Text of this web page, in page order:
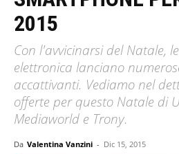
2015
Con l'avvicinarsi del Natale,
elettronica lanciano
accattivanti. Vediamo nel
offerte per questo Natale di
Mediaworld e Trony.
Da Valentina Vanzini - Dic 15, 2015